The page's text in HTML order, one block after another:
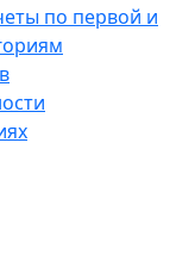
по первой и